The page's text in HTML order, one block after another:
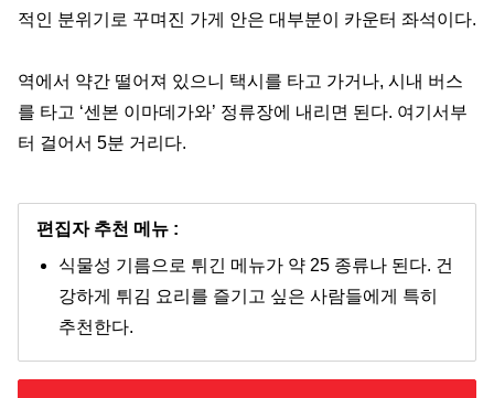
적인 분위기로 꾸며진 가게 안은 대부분이 카운터 좌석이다.
역에서 약간 떨어져 있으니 택시를 타고 가거나, 시내 버스
를 타고 ‘센본 이마데가와’ 정류장에 내리면 된다. 여기서부
터 걸어서 5분 거리다.
편집자 추천 메뉴 :
식물성 기름으로 튀긴 메뉴가 약 25 종류나 된다. 건
강하게 튀김 요리를 즐기고 싶은 사람들에게 특히
추천한다.